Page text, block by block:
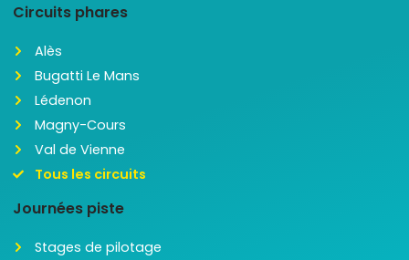
Circuits phares
Alès
Bugatti Le Mans
Lédenon
Magny-Cours
Val de Vienne
Tous les circuits
Journées piste
Stages de pilotage